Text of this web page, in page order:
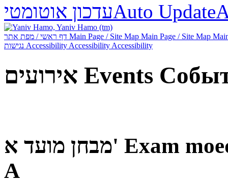
עדכון אוטומטיAuto Update
Main Page / Site Map Main Page / Site Map
Accessibility Accessibility Accessibility
אירועים Events
מבחן מועד א' Exam
A